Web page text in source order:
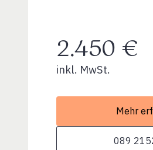
2.450 €
inkl. MwSt.
Mehr
089